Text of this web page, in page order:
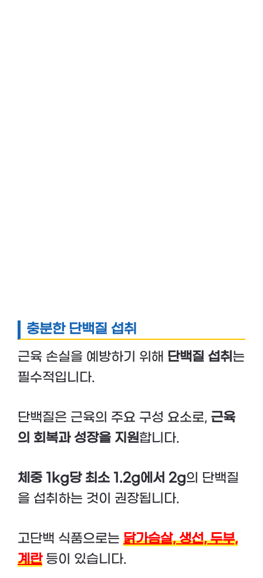
충분한 단백질 섭취
근육 손실을 예방하기 위해 단백질 섭취 는
필수적입니다.
단백질은 근육의 주요 구성 요소로, 근육
의 회복과 성장을 지원합니다.
체중 1kg당 최소 1.2g에서 2g의 단백질
을 섭취하는 것이 권장됩니다.
고단백 식품으로는 닭가슴살, 생선, 두부,
계란등이 있습니다.